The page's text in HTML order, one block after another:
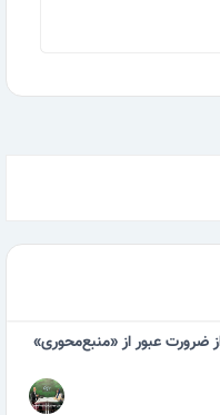
عبور از «منبع‌محوری»